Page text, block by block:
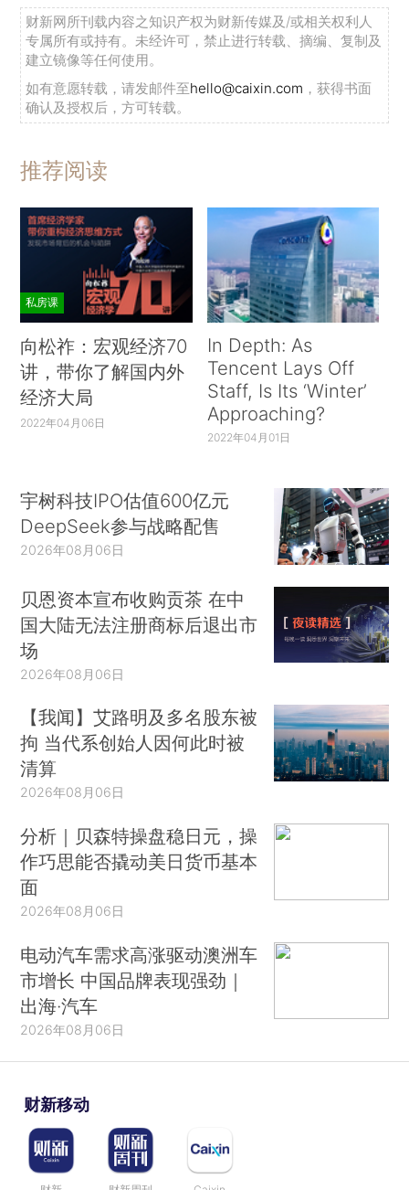
财新网所刊载内容之知识产权为财新传媒及/或相关权利人
专属所有或持有。未经许可，禁止进行转载、摘编、复制及
建立镜像等任何使用。
如有意愿转载，请发邮件至hello@caixin.com ，获得书面
确认及授权后，方可转载。
推荐阅读
私房课
向松祚：宏观经济70
讲，带你了解国内外
经济大局
2022年04月06日
In Depth: As
Tencent Lays Off
Staff, Is Its ‘Winter’
Approaching?
2022年04月01日
宇树科技IPO估值600亿元
DeepSeek参与战略配售
2026年08月06日
贝恩资本宣布收购贡茶 在中
国大陆无法注册商标后退出市
场
2026年08月06日
【我闻】艾路明及多名股东被
拘 当代系创始人因何此时被
清算
2026年08月06日
分析｜贝森特操盘稳日元，操
作巧思能否撬动美日货币基本
面
2026年08月06日
电动汽车需求高涨驱动澳洲车
市增长 中国品牌表现强劲｜
出海·汽车
2026年08月06日
财新移动